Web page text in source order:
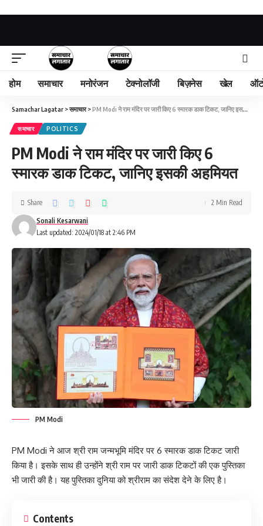
होम समाचार मनोरंजन टेक्नोलॉजी बिज़नेस खेल
Samachar Lagatar >समाचार>PM Modi ने राम मंदिर पर जारी किए 6 स्मारक डाक टिकट, जानिए इसकी अहमियत
समाचार POLITICS
PM Modi ने राम मंदिर पर जारी किए 6
स्मारक डाक टिकट, जानिए इसकी अहमियत
Last updated: 2024/01/18 at 2:46 PM
Sonali Kesarwani
Share 2 Min Read
PM Modi
PM Modi ने आज श्री राम जन्मभूमि मंदिर पर 6 स्मारक डाक टिकट जारी
किया है। इसके साथ ही उन्होंने श्री राम पर जारी डाक टिकटों की एक पुस्तिका
भी जारी की है। यह पुस्तिका दुनिया को श्रीराम का संदेश देने के लिए है।
Contents